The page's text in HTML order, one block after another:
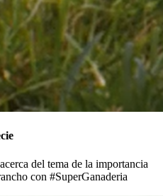
del tema de la importancia
con #SuperGanaderia